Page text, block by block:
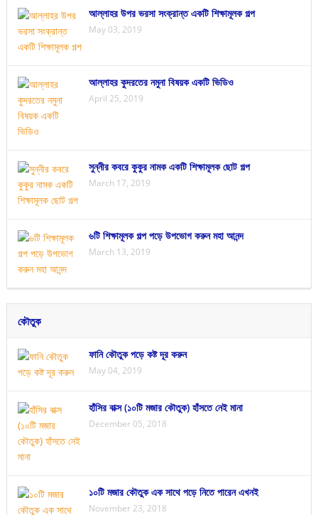
আল্লাহর উপর ভরসা সংক্রান্ত একটি শিক্ষামূলক গল্প
May 03, 2019
আল্লাহর কুদরতের নমুনা বিষয়ক একটি ভিডিও
April 25, 2019
সুন্নীর কবরে কুকুর নামক একটি শিক্ষামূলক ছোট গল্প
March 17, 2019
৬টি শিক্ষামূলক গল্প পড়ে উপভোগ করুন মহা আনন্দ
March 13, 2019
কৌতুক
ফানি কৌতুক পড়ে কষ্ট দূর করুন
May 04, 2019
হাঁসির বাক্স (১০টি মজার কৌতুক) হাঁসতে নেই মানা
December 05, 2018
১০টি মজার কৌতুক এক সাথে পড়ে নিতে পারেন এখনই
November 23, 2018